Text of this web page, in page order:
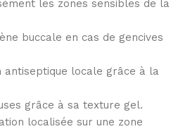
les zones sensibles de la
buccale en cas de gencives
antiseptique locale grâce à la
grâce à sa texture gel.
localisée sur une zone